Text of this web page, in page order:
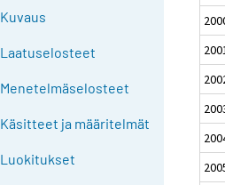
Kuvaus
Laatuselosteet
Menetelmäselosteet
Käsitteet ja määritelmät
Luokitukset